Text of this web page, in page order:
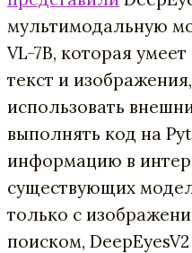
мультимодальную
VL-7B, которая
текст и
использовать
выполнять код на
информацию в
существующих
только с
поиском,